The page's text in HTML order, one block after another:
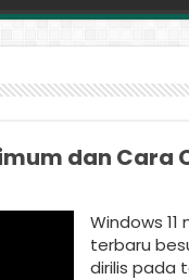
dan Cara
Windows
terbaru
dirilis pada